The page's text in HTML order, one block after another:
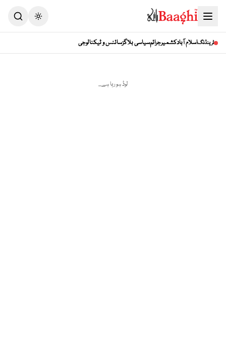
Toggle theme
ٹرینڈنگاسلام آبادکشمیرجرائمسیاسی بلاگزسائنس و ٹیکنالوجی
لوڈ ہو رہا ہے...